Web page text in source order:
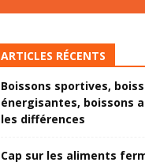
ARTICLES RÉCENTS
Boissons sportives,
énergisantes, boissons
les différences
Cap sur les aliments